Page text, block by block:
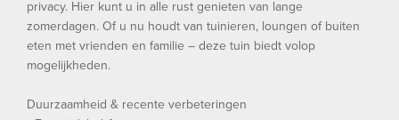
privacy. Hier kunt u in alle rust genieten van lange
zomerdagen. Of u nu houdt van tuinieren, loungen of buiten
eten met vrienden en familie – deze tuin biedt volop
mogelijkheden.
Duurzaamheid & recente verbeteringen